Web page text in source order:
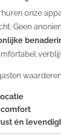
onze
Geen
comfort
én